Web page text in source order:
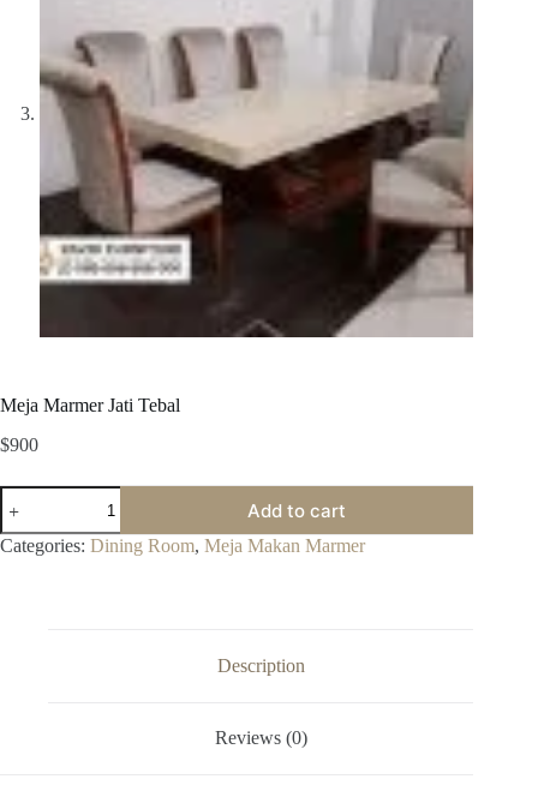
Meja Marmer Jati Tebal
$900
Meja
Marmer
Jati
Tebal
Add to cart
Categories: Dining Room, Meja Makan Marmer
Description
Reviews (0)